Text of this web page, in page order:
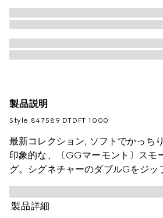
製品説明
Style ‎847589 DTDFT 1000
最新コレクション, ソフトでかっち
印象的な、〔GGマーモント〕スモ
グ。シグネチャーのダブルGをジッ
っています。ファセット チェーン
トーン ハードウェアがデザインに
し、内側にはフラット レザー ポケ
製品詳細